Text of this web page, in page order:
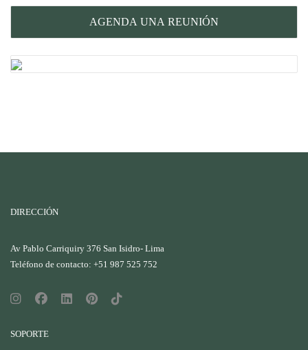
AGENDA UNA REUNIÓN
DIRECCIÓN
Av Pablo Carriquiry 376 San Isidro- Lima
Teléfono de contacto: +51 987 525 752
SOPORTE